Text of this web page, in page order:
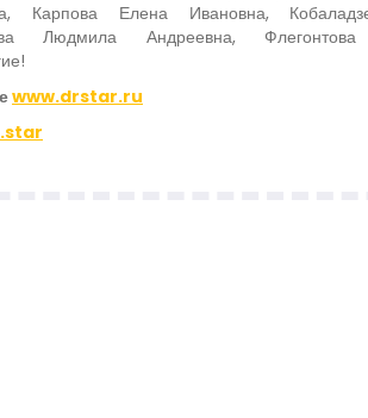
Карпова Елена Ивановна,
Людмила Андреевна,
www.drstar.ru